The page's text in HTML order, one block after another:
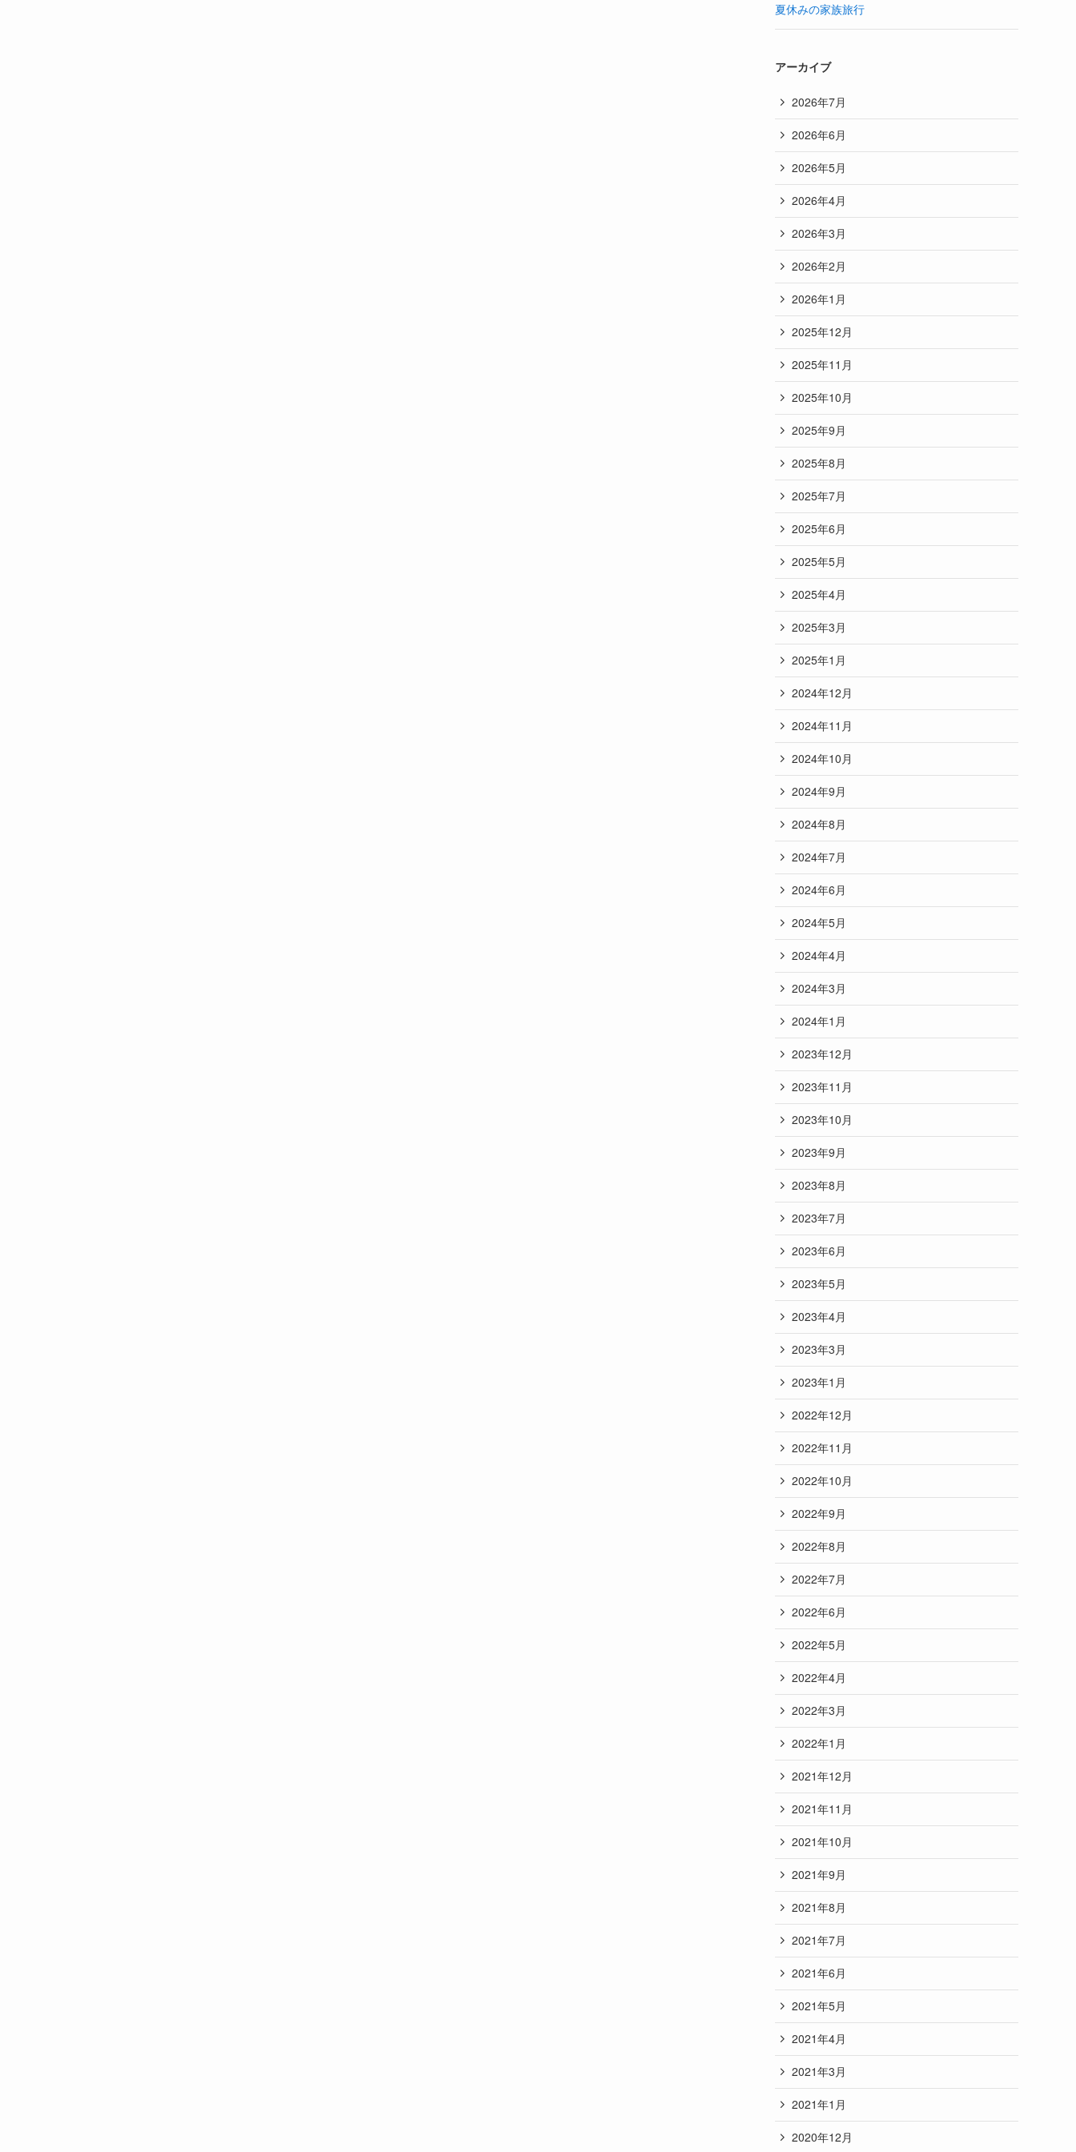
夏休みの家族旅行
アーカイブ
2026年7月
2026年6月
2026年5月
2026年4月
2026年3月
2026年2月
2026年1月
2025年12月
2025年11月
2025年10月
2025年9月
2025年8月
2025年7月
2025年6月
2025年5月
2025年4月
2025年3月
2025年1月
2024年12月
2024年11月
2024年10月
2024年9月
2024年8月
2024年7月
2024年6月
2024年5月
2024年4月
2024年3月
2024年1月
2023年12月
2023年11月
2023年10月
2023年9月
2023年8月
2023年7月
2023年6月
2023年5月
2023年4月
2023年3月
2023年1月
2022年12月
2022年11月
2022年10月
2022年9月
2022年8月
2022年7月
2022年6月
2022年5月
2022年4月
2022年3月
2022年1月
2021年12月
2021年11月
2021年10月
2021年9月
2021年8月
2021年7月
2021年6月
2021年5月
2021年4月
2021年3月
2021年1月
2020年12月